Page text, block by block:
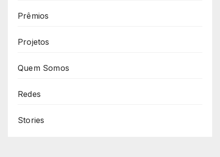
Prêmios
Projetos
Quem Somos
Redes
Stories